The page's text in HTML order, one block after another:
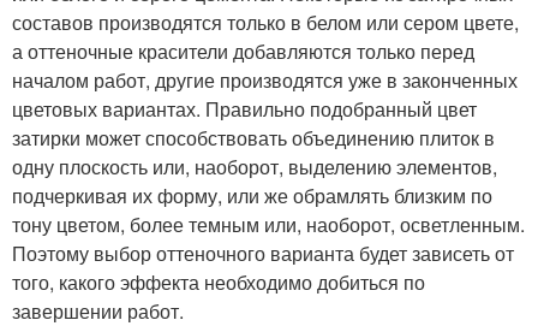
составов производятся только в белом или сером цвете,
а оттеночные красители добавляются только перед
началом работ, другие производятся уже в законченных
цветовых вариантах. Правильно подобранный цвет
затирки может способствовать объединению плиток в
одну плоскость или, наоборот, выделению элементов,
подчеркивая их форму, или же обрамлять близким по
тону цветом, более темным или, наоборот, осветленным.
Поэтому выбор оттеночного варианта будет зависеть от
того, какого эффекта необходимо добиться по
завершении работ.